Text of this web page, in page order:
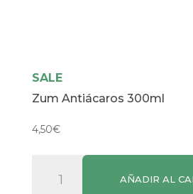
SALE
Zum Antiácaros 300ml
4,50€
Antiácaros
AÑADIR AL